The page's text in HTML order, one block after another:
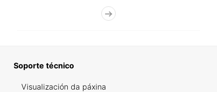
Soporte técnico
Visualización da páxina